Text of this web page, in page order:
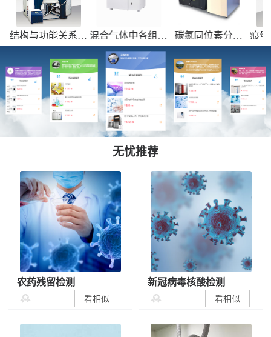
碳氮同位素分析
13 15
送国内合作实验室
检测
痕
结构与功能关系、
学反应动力学研究
混合气体中各组成
分的分析检测，焦
油检测等
无忧推荐
农药残留检测
 看相似
新冠病毒核酸检测
 看相似